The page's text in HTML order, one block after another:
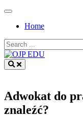
Skip
contentHome
Search
for:
Adwokat do
znaleźć?